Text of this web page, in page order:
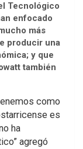
Tecnológico
enfocado
más
producir una
y que
también
como
es
ha
agregó